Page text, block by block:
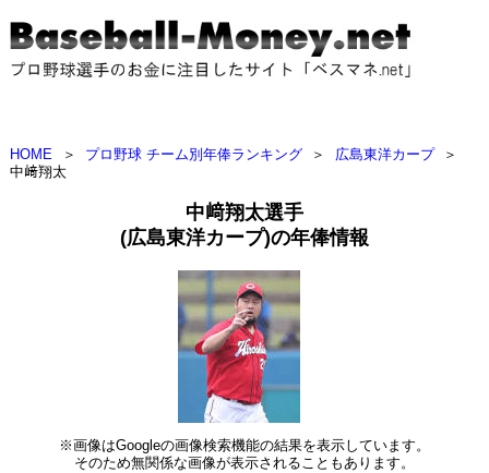
HOME ＞ プロ野球 チーム別年俸ランキング ＞ 広島東洋カープ
＞
中﨑翔太
中﨑翔太選手
(広島東洋カープ)の年俸情報
※画像はGoogleの画像検索機能の結果を表示しています。
そのため無関係な画像が表示されることもあります。